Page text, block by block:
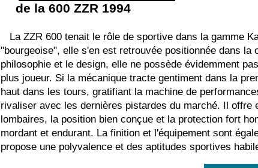
de la 600 ZZR 1994
La ZZR 600 tenait le rôle de sportive dans la gamme
"bourgeoise", elle s'en est retrouvée positionnée dans
philosophie et le design, elle ne possède évidemment
plus joueur. Si la mécanique tracte gentiment dans la
haut dans les tours, gratifiant la machine de
rivaliser avec les dernières pistardes du marché. Il
lombaires, la position bien conçue et la protection fort
mordant et endurant. La finition et l'équipement sont
propose une polyvalence et des aptitudes sportives